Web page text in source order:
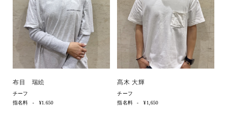
布目 瑞絵
チーフ
指名料
¥1.650
髙木 大輝
チーフ
指名料
¥1,650